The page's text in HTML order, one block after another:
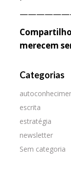
merecem
Categorias
escrita
estratégia
newsletter
Sem categoria